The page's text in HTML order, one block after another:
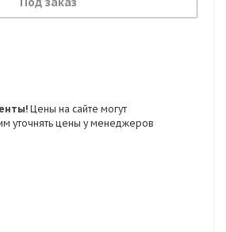
Цены на сайте могут
уточнять цены у менеджеров